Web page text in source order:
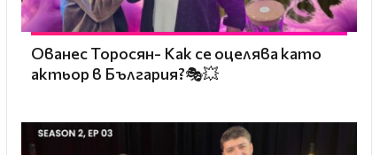
Ованес Торосян- Как се оцелява като
актьор в България?🎭💥